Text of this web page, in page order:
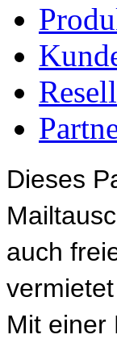
Dieses
auch
Mit einer